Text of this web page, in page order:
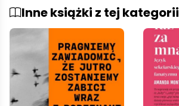
Inne książki z tej kategorii